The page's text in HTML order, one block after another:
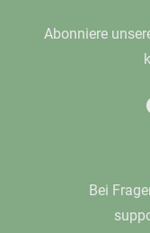
Abonniere
Bei